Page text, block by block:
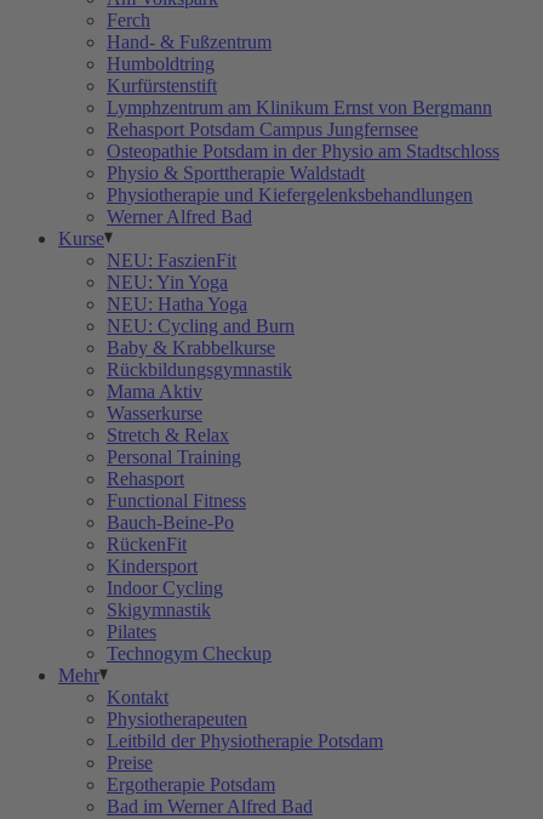
Ferch
Hand- & Fußzentrum
Humboldtring
Kurfürstenstift
Lymphzentrum am Klinikum Ernst von Bergmann
Rehasport Potsdam Campus Jungfernsee
Osteopathie Potsdam in der Physio am Stadtschloss
Physio & Sporttherapie Waldstadt
Physiotherapie und Kiefergelenksbehandlungen
Werner Alfred Bad
Kurse
NEU: FaszienFit
NEU: Yin Yoga
NEU: Hatha Yoga
NEU: Cycling and Burn
Baby & Krabbelkurse
Rückbildungsgymnastik
Mama Aktiv
Wasserkurse
Stretch & Relax
Personal Training
Rehasport
Functional Fitness
Bauch-Beine-Po
RückenFit
Kindersport
Indoor Cycling
Skigymnastik
Pilates
Technogym Checkup
Mehr
Kontakt
Physiotherapeuten
Leitbild der Physiotherapie Potsdam
Preise
Ergotherapie Potsdam
Bad im Werner Alfred Bad